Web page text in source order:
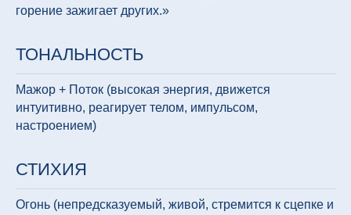
горение зажигает других.»
ТОНАЛЬНОСТЬ
Мажор + Поток (высокая энергия, движется
интуитивно, реагирует телом, импульсом,
настроением)
СТИХИЯ
Огонь (непредсказуемый, живой, стремится к сцепке и